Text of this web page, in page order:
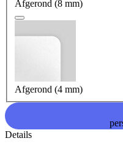
Afgerond (8 mm)
Afgerond (4 mm)
Details